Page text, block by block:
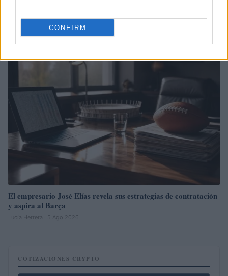
CONFIRM
inversiones
Lucía Herrera · 5 Ago 2026
El empresario José Elías revela sus estrategias de contratación
y aspira al Barça
Lucía Herrera · 5 Ago 2026
COTIZACIONES CRYPTO